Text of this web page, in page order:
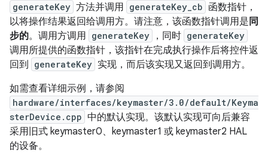
generateKey 方法并调用 generateKey_cb 函数指针，
以将操作结果返回给调用方。请注意，该函数指针调用是 同
步的。调用方调用 generateKey ，同时 generateKey
调用所提供的函数指针，该指针在完成执行操作后将控件返
回到
generateKey 实现，而后该实现又返回到调用方。
如需查看详细示例，请参阅
hardware/interfaces/keymaster/3.0/default/Keyma
sterDevice.cpp 中的默认实现。该默认实现可向后兼容
采用旧式 keymaster0、keymaster1 或 keymaster2 HAL
的设备。